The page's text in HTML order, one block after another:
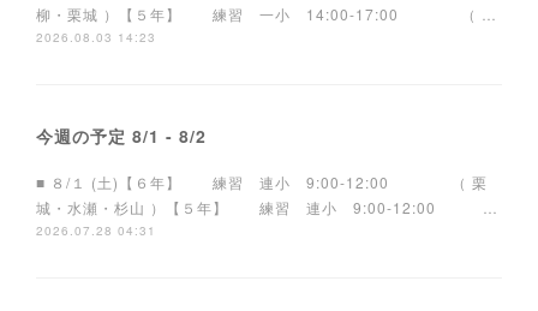
柳・栗城 ）【５年】 練習 一小 14:00-17:00 （ …
2026.08.03 14:23
今週の予定 8/1 - 8/2
■ ８/１ (土)【６年】 練習 連小 9:00-12:00 （ 栗
城・水瀬・杉山 ）【５年】 練習 連小 9:00-12:00 …
2026.07.28 04:31